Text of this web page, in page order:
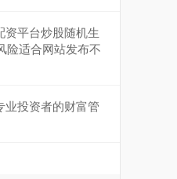
资平台炒股随机生
险适合网站发布不
业投资者的财富管